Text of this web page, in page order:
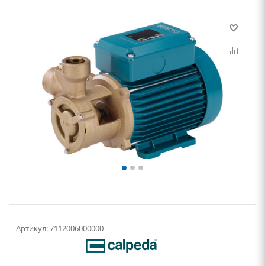
Артикул:7112006000000